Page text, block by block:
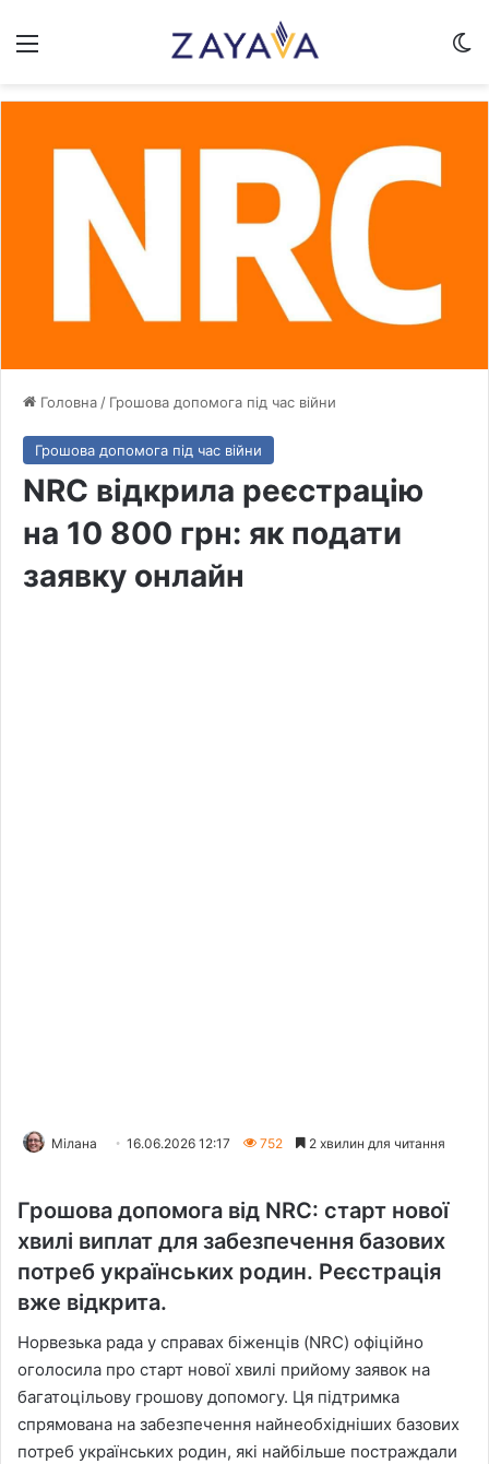
Меню
Головна/ Грошова допомога під час війни
Грошова допомога під час війни
NRC відкрила реєстрацію
на 10 800 грн: як подати
заявку онлайн
Мілана 16.06.2026 12:17 752 2 хвилин для читання
Грошова допомога від NRC: старт нової
хвилі виплат для забезпечення базових
потреб українських родин. Реєстрація
вже відкрита.
Норвезька рада у справах біженців (NRC) офіційно
оголосила про старт нової хвилі прийому заявок на
багатоцільову грошову допомогу. Ця підтримка
спрямована на забезпечення найнеобхідніших базових
потреб українських родин, які найбільше постраждали